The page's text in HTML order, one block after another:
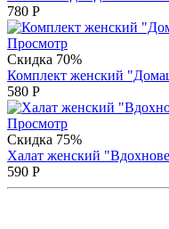
780 Р
Просмотр
Скидка 70%
Комплект женский
580 Р
Просмотр
Скидка 75%
Халат женский
590 Р